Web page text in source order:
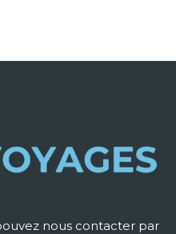
nous contacter par